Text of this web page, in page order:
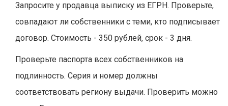
Запросите у продавца выписку из ЕГРН. Проверьте,
совпадают ли собственники с теми, кто подписывает
договор. Стоимость - 350 рублей, срок - 3 дня.
Проверьте паспорта всех собственников на
подлинность. Серия и номер должны
соответствовать региону выдачи. Проверить можно